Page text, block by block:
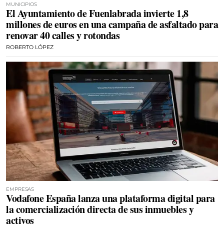
MUNICIPIOS
El Ayuntamiento de Fuenlabrada invierte 1,8
millones de euros en una campaña de asfaltado para
renovar 40 calles y rotondas
ROBERTO LÓPEZ
EMPRESAS
Vodafone España lanza una plataforma digital para
la comercialización directa de sus inmuebles y
activos